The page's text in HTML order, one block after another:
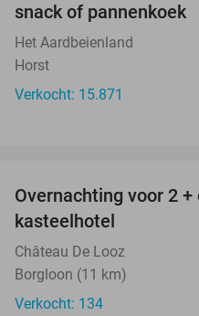
snack of pannenkoek
Het Aardbeienland
Horst
Verkocht: 15.871
Overnachting voor 2
kasteelhotel
Château De Looz
Borgloon (11 km)
Verkocht: 134